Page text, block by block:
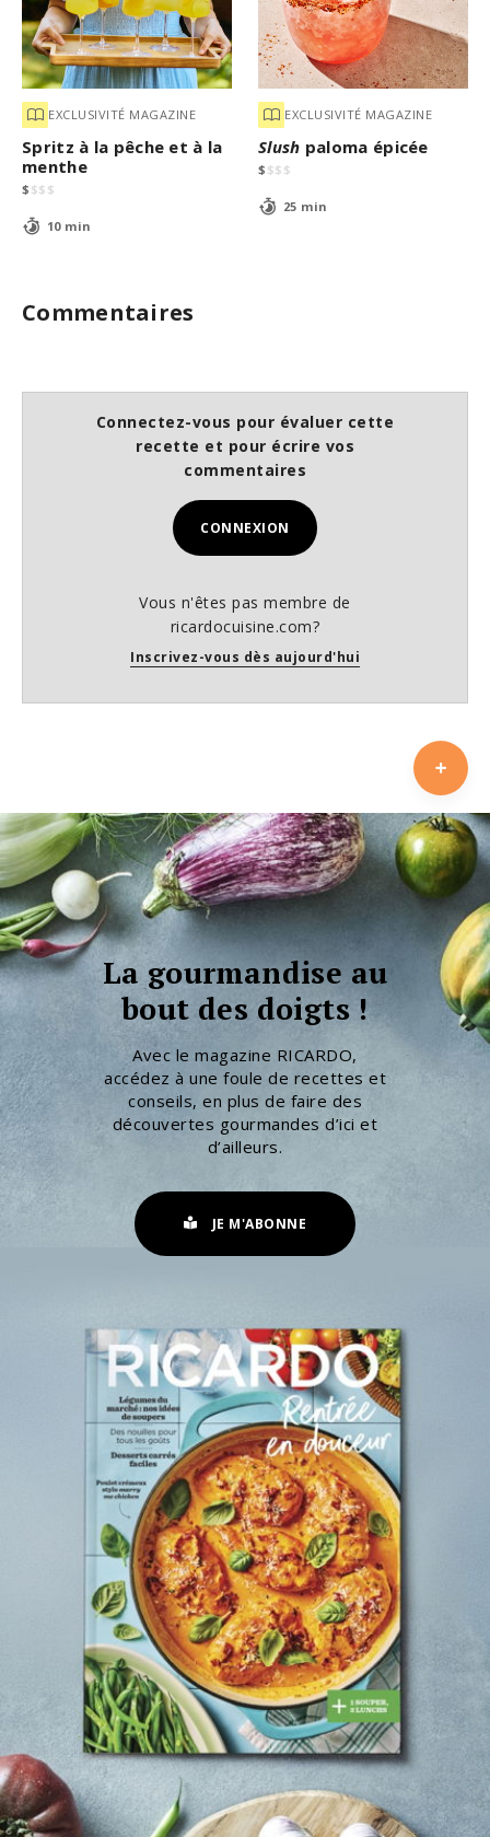
EXCLUSIVITÉ MAGAZINE
Spritz à la pêche et à la
menthe
$ $$ $
10 min
EXCLUSIVITÉ MAGAZINE
Slush paloma épicée
$ $$ $
25 min
Commentaires
Connectez-vous pour évaluer cette
recette et pour écrire vos
commentaires
CONNEXION
Vous n'êtes pas membre de
ricardocuisine.com?
Inscrivez-vous dès aujourd'hui
La gourmandise au
bout des doigts !
Avec le magazine RICARDO,
accédez à une foule de recettes et
conseils, en plus de faire des
découvertes gourmandes d’ici et
d’ailleurs.
JE M'ABONNE